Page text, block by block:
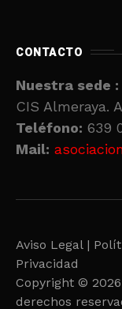
CONTACTO
Nuestra sede :
CIS Almeraya.
Teléfono: 639
Mail:
Aviso Legal |
Privacidad
Copyright ©
derechos